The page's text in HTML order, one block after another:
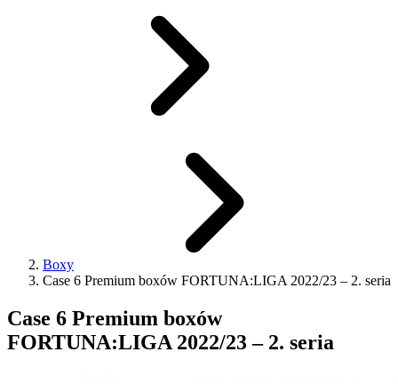
Boxy
Case 6 Premium boxów FORTUNA:LIGA 2022/23 – 2. seria
Case 6 Premium boxów
FORTUNA:LIGA 2022/23 – 2. seria